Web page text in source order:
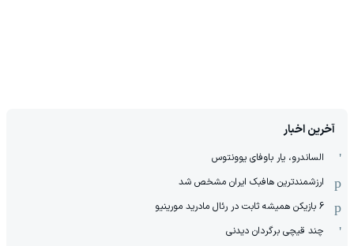
آخرین اخبار
الساندرو، یار باوفای یوونتوس
ارزشمندترین هافبک ایران مشخص شد
6 بازیکن همیشه ثابت در رئال مادرید مورینیو
چند قیچی برگردان دیدنی